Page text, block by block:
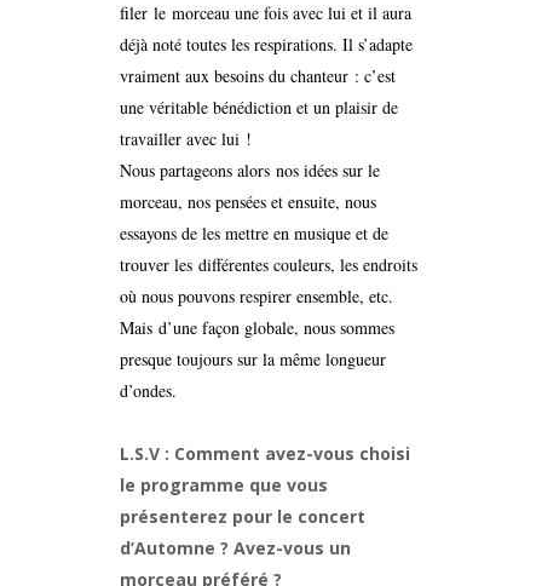
filer le morceau une fois avec lui et il aura
déjà noté toutes les respirations. Il s’adapte
vraiment aux besoins du chanteur : c’est
une véritable bénédiction et un plaisir de
travailler avec lui !
Nous partageons alors nos idées sur le
morceau, nos pensées et ensuite, nous
essayons de les mettre en musique et de
trouver les différentes couleurs, les endroits
où nous pouvons respirer ensemble, etc.
Mais d’une façon globale, nous sommes
presque toujours sur la même longueur
d’ondes.
L.S.V : Comment avez-vous choisi
le programme que vous
présenterez pour le concert
d’Automne ? Avez-vous un
morceau préféré ?